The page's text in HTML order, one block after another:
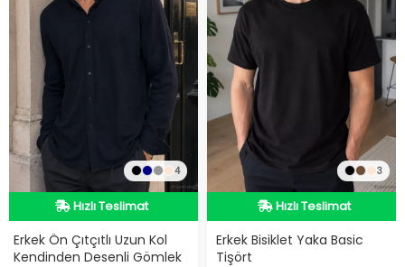
4
Hızlı Teslimat
Hızlı Teslimat
Erkek Ön Çıtçıtlı Uzun Kol
Kendinden Desenli Gömlek
3
Hızlı Teslimat
Hızlı Teslimat
Erkek Bisiklet Yaka Basic
Tişört